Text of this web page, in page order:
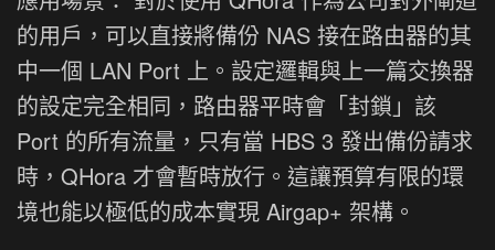
的用戶，可以直接將備份 NAS 接在路由器的其
中一個 LAN Port 上。設定邏輯與上一篇交換器
的設定完全相同，路由器平時會「封鎖」該
Port 的所有流量，只有當 HBS 3 發出備份請求
時，QHora 才會暫時放行。這讓預算有限的環
境也能以極低的成本實現 Airgap+ 架構。